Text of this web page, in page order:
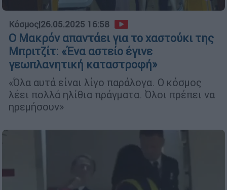
Κόσμος|26.05.2025 16:58
Ο Μακρόν απαντάει για το χαστούκι της
Μπριτζίτ: «Ένα αστείο έγινε
γεωπλανητική καταστροφή»
«Όλα αυτά είναι λίγο παράλογα. Ο κόσμος
λέει πολλά ηλίθια πράγματα. Όλοι πρέπει να
ηρεμήσουν»